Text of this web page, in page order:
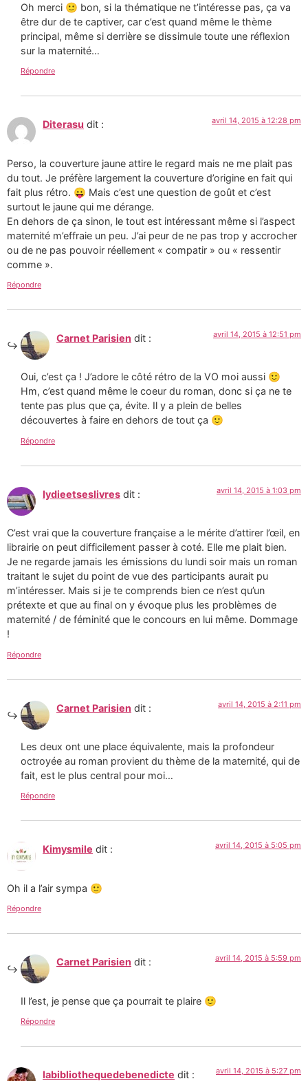
Oh merci 🙂 bon, si la thématique ne t’intéresse pas, ça va
être dur de te captiver, car c’est quand même le thème
principal, même si derrière se dissimule toute une réflexion
sur la maternité…
Répondre
Diterasu dit : avril 14, 2015 à 12:28 pm
Perso, la couverture jaune attire le regard mais ne me plait pas
du tout. Je préfère largement la couverture d’origine en fait qui
fait plus rétro. 😛 Mais c’est une question de goût et c’est
surtout le jaune qui me dérange.
En dehors de ça sinon, le tout est intéressant même si l’aspect
maternité m’effraie un peu. J’ai peur de ne pas trop y accrocher
ou de ne pas pouvoir réellement « compatir » ou « ressentir
comme ».
Répondre
Carnet Parisien dit : avril 14, 2015 à 12:51 pm
Oui, c’est ça ! J’adore le côté rétro de la VO moi aussi 🙂
Hm, c’est quand même le coeur du roman, donc si ça ne te
tente pas plus que ça, évite. Il y a plein de belles
découvertes à faire en dehors de tout ça 🙂
Répondre
lydieetseslivres dit : avril 14, 2015 à 1:03 pm
C’est vrai que la couverture française a le mérite d’attirer l’œil, en
librairie on peut difficilement passer à coté. Elle me plait bien.
Je ne regarde jamais les émissions du lundi soir mais un roman
traitant le sujet du point de vue des participants aurait pu
m’intéresser. Mais si je te comprends bien ce n’est qu’un
prétexte et que au final on y évoque plus les problèmes de
maternité / de féminité que le concours en lui même. Dommage
!
Répondre
Carnet Parisien dit : avril 14, 2015 à 2:11 pm
Les deux ont une place équivalente, mais la profondeur
octroyée au roman provient du thème de la maternité, qui de
fait, est le plus central pour moi…
Répondre
Kimysmile dit : avril 14, 2015 à 5:05 pm
Oh il a l’air sympa 🙂
Répondre
Carnet Parisien dit : avril 14, 2015 à 5:59 pm
Il l’est, je pense que ça pourrait te plaire 🙂
Répondre
labibliothequedebenedicte dit : avril 14, 2015 à 5:27 pm